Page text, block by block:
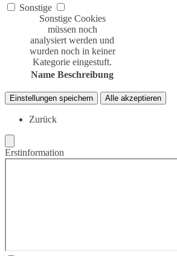
Sonstige
Sonstige Cookies
müssen noch
analysiert werden und
wurden noch in keiner
Kategorie eingestuft.
Name Beschreibung
Einstellungen speichern Alle akzeptieren
Zurück
Erstinformation